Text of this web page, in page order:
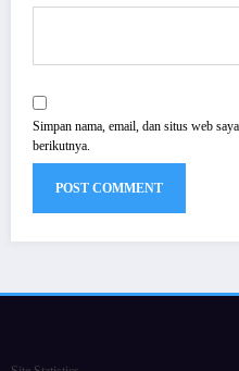
Simpan nama, email, dan situs web
berikutnya.